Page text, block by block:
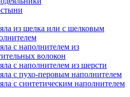
из шелка или с шелковым
с наполнителем из
волокон
с наполнителем из шерсти
с пухо-перовым наполнителем
с синтетическим наполнителем